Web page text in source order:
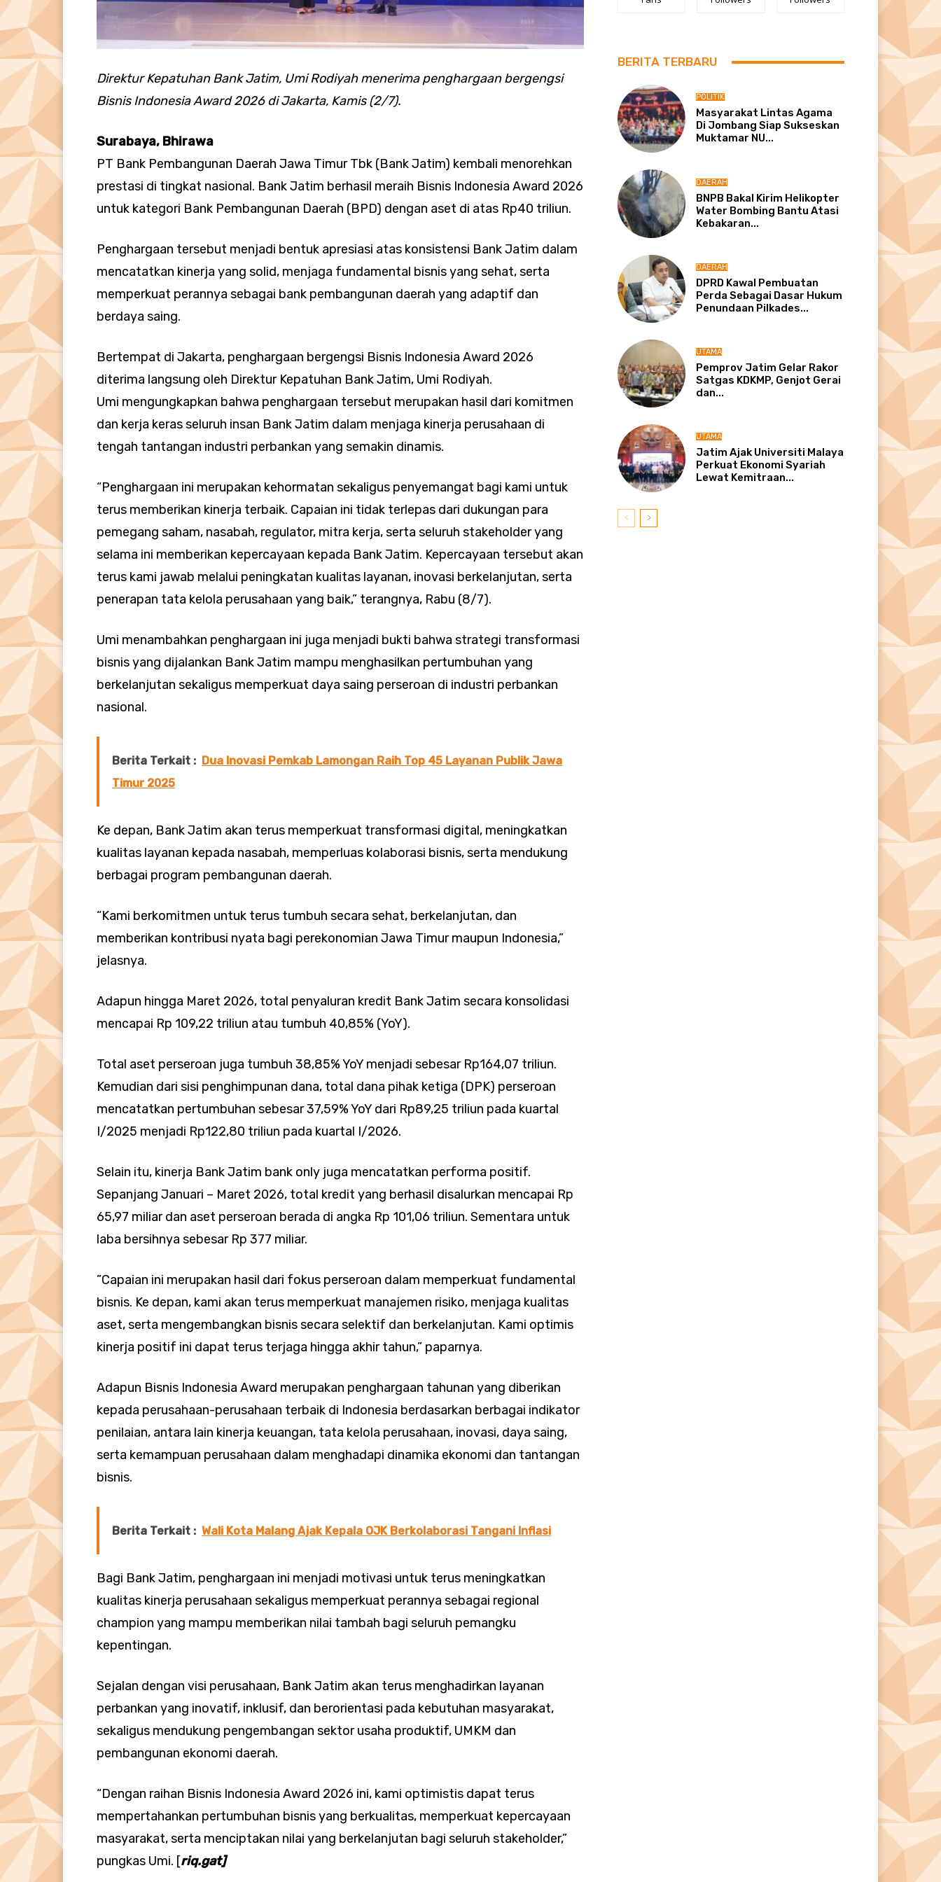
Direktur Kepatuhan Bank Jatim, Umi Rodiyah menerima penghargaan bergengsi
Bisnis Indonesia Award 2026 di Jakarta, Kamis (2/7).
Surabaya, Bhirawa
PT Bank Pembangunan Daerah Jawa Timur Tbk (Bank Jatim) kembali menorehkan
prestasi di tingkat nasional. Bank Jatim berhasil meraih Bisnis Indonesia Award 2026
untuk kategori Bank Pembangunan Daerah (BPD) dengan aset di atas Rp40 triliun.
Penghargaan tersebut menjadi bentuk apresiasi atas konsistensi Bank Jatim dalam
mencatatkan kinerja yang solid, menjaga fundamental bisnis yang sehat, serta
memperkuat perannya sebagai bank pembangunan daerah yang adaptif dan
berdaya saing.
Bertempat di Jakarta, penghargaan bergengsi Bisnis Indonesia Award 2026
diterima langsung oleh Direktur Kepatuhan Bank Jatim, Umi Rodiyah.
Umi mengungkapkan bahwa penghargaan tersebut merupakan hasil dari komitmen
dan kerja keras seluruh insan Bank Jatim dalam menjaga kinerja perusahaan di
tengah tantangan industri perbankan yang semakin dinamis.
“Penghargaan ini merupakan kehormatan sekaligus penyemangat bagi kami untuk
terus memberikan kinerja terbaik. Capaian ini tidak terlepas dari dukungan para
pemegang saham, nasabah, regulator, mitra kerja, serta seluruh stakeholder yang
selama ini memberikan kepercayaan kepada Bank Jatim. Kepercayaan tersebut akan
terus kami jawab melalui peningkatan kualitas layanan, inovasi berkelanjutan, serta
penerapan tata kelola perusahaan yang baik,” terangnya, Rabu (8/7).
Umi menambahkan penghargaan ini juga menjadi bukti bahwa strategi transformasi
bisnis yang dijalankan Bank Jatim mampu menghasilkan pertumbuhan yang
berkelanjutan sekaligus memperkuat daya saing perseroan di industri perbankan
nasional.
Berita Terkait : Dua Inovasi Pemkab Lamongan Raih Top 45 Layanan Publik Jawa
Timur 2025
Ke depan, Bank Jatim akan terus memperkuat transformasi digital, meningkatkan
kualitas layanan kepada nasabah, memperluas kolaborasi bisnis, serta mendukung
berbagai program pembangunan daerah.
“Kami berkomitmen untuk terus tumbuh secara sehat, berkelanjutan, dan
memberikan kontribusi nyata bagi perekonomian Jawa Timur maupun Indonesia,”
jelasnya.
Adapun hingga Maret 2026, total penyaluran kredit Bank Jatim secara konsolidasi
mencapai Rp 109,22 triliun atau tumbuh 40,85% (YoY).
Total aset perseroan juga tumbuh 38,85% YoY menjadi sebesar Rp164,07 triliun.
Kemudian dari sisi penghimpunan dana, total dana pihak ketiga (DPK) perseroan
mencatatkan pertumbuhan sebesar 37,59% YoY dari Rp89,25 triliun pada kuartal
I/2025 menjadi Rp122,80 triliun pada kuartal I/2026.
Selain itu, kinerja Bank Jatim bank only juga mencatatkan performa positif.
Sepanjang Januari – Maret 2026, total kredit yang berhasil disalurkan mencapai Rp
65,97 miliar dan aset perseroan berada di angka Rp 101,06 triliun. Sementara untuk
laba bersihnya sebesar Rp 377 miliar.
”Capaian ini merupakan hasil dari fokus perseroan dalam memperkuat fundamental
bisnis. Ke depan, kami akan terus memperkuat manajemen risiko, menjaga kualitas
aset, serta mengembangkan bisnis secara selektif dan berkelanjutan. Kami optimis
kinerja positif ini dapat terus terjaga hingga akhir tahun,” paparnya.
Adapun Bisnis Indonesia Award merupakan penghargaan tahunan yang diberikan
kepada perusahaan-perusahaan terbaik di Indonesia berdasarkan berbagai indikator
penilaian, antara lain kinerja keuangan, tata kelola perusahaan, inovasi, daya saing,
serta kemampuan perusahaan dalam menghadapi dinamika ekonomi dan tantangan
bisnis.
Berita Terkait : Wali Kota Malang Ajak Kepala OJK Berkolaborasi Tangani Inflasi
Bagi Bank Jatim, penghargaan ini menjadi motivasi untuk terus meningkatkan
kualitas kinerja perusahaan sekaligus memperkuat perannya sebagai regional
champion yang mampu memberikan nilai tambah bagi seluruh pemangku
kepentingan.
Sejalan dengan visi perusahaan, Bank Jatim akan terus menghadirkan layanan
perbankan yang inovatif, inklusif, dan berorientasi pada kebutuhan masyarakat,
sekaligus mendukung pengembangan sektor usaha produktif, UMKM dan
pembangunan ekonomi daerah.
“Dengan raihan Bisnis Indonesia Award 2026 ini, kami optimistis dapat terus
mempertahankan pertumbuhan bisnis yang berkualitas, memperkuat kepercayaan
masyarakat, serta menciptakan nilai yang berkelanjutan bagi seluruh stakeholder,”
pungkas Umi. [riq.gat]
BERITA TERBARU
POLITIK
Masyarakat Lintas Agama
Di Jombang Siap Sukseskan
Muktamar NU...
DAERAH
BNPB Bakal Kirim Helikopter
Water Bombing Bantu Atasi
Kebakaran...
DAERAH
DPRD Kawal Pembuatan
Perda Sebagai Dasar Hukum
Penundaan Pilkades...
UTAMA
Pemprov Jatim Gelar Rakor
Satgas KDKMP, Genjot Gerai
dan...
UTAMA
Jatim Ajak Universiti Malaya
Perkuat Ekonomi Syariah
Lewat Kemitraan...